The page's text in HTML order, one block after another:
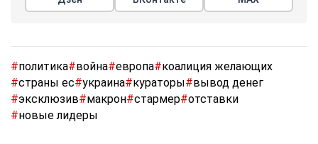
#политика#война#европа#коалиция желающих
#страны ес#украина#кураторы#вывод денег
#эксклюзив#макрон#стармер#отставки
#новые лидеры